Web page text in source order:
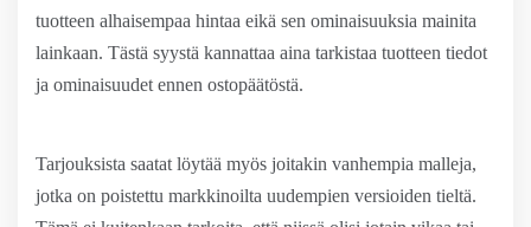
tuotteen alhaisempaa hintaa eikä sen ominaisuuksia mainita
lainkaan. Tästä syystä kannattaa aina tarkistaa tuotteen tiedot
ja ominaisuudet ennen ostopäätöstä.
Tarjouksista saatat löytää myös joitakin vanhempia malleja,
jotka on poistettu markkinoilta uudempien versioiden tieltä.